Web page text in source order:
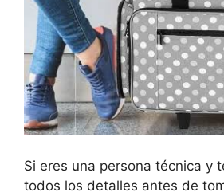
Si eres una persona técnica y
todos los detalles antes de